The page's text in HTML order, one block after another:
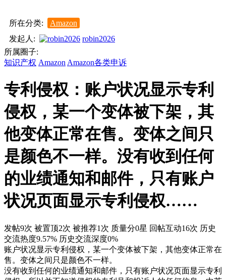
所在分类:
Amazon
发起人:
robin2026
所属圈子:
知识产权 Amazon Amazon各类申诉
专利侵权：账户状况显示专利
侵权，某一个变体被下架，其
他变体正常在售。变体之间只
是颜色不一样。没有收到任何
的业绩通知和邮件，只有账户
状况页面显示专利侵权……
发帖9次 被置顶2次 被推荐1次 质量分0星 回帖互动16次 历史
交流热度9.57% 历史交流深度0%
账户状况显示专利侵权，某一个变体被下架，其他变体正常在
售。变体之间只是颜色不一样。
没有收到任何的业绩通知和邮件，只有账户状况页面显示专利